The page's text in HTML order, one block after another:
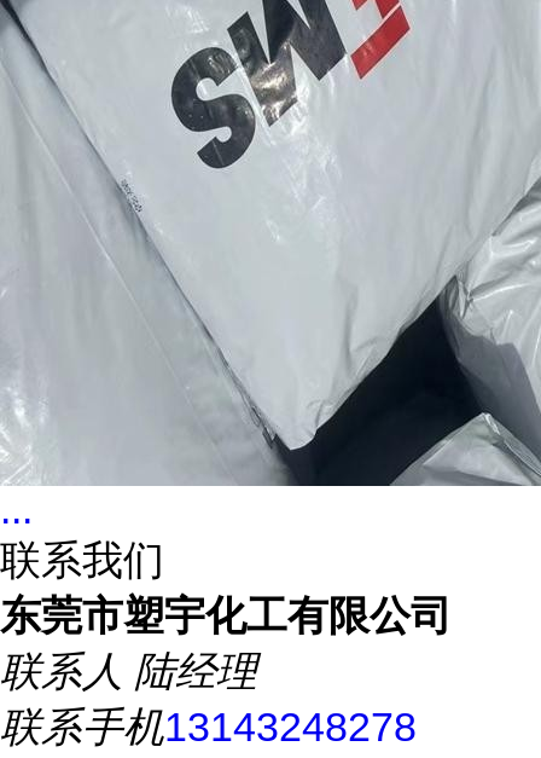
...
联系我们
东莞市塑宇化工有限公司
联系人 陆经理
联系手机13143248278